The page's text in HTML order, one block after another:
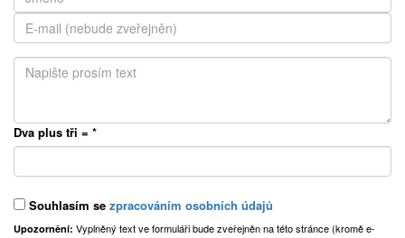
Dva plus tři = *
Souhlasím se zpracováním osobních údajů
Upozornění: Vyplněný text ve formuláři bude zveřejněn na této stránce (kromě e-